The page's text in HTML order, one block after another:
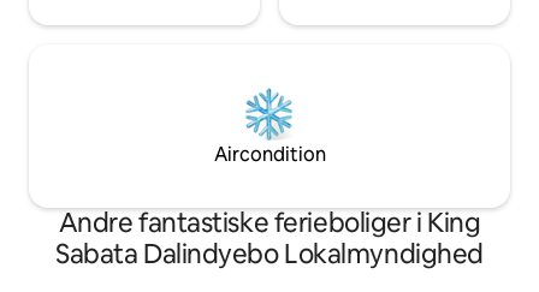
Aircondition
Andre fantastiske ferieboliger i King
Sabata Dalindyebo Lokalmyndighed